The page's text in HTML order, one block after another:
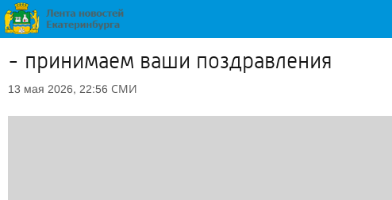
- принимаем ваши поздравления
13 мая 2026, 22:56 СМИ